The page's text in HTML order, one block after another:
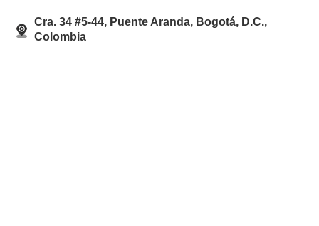
Cra. 34 #5-44, Puente Aranda, Bogotá, D.C.,
Colombia